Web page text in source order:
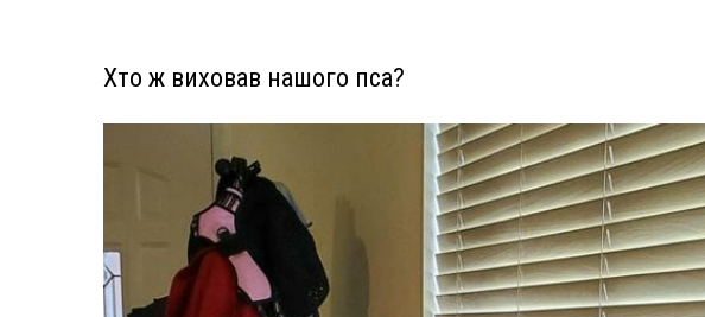
Хто ж виховав нашого пса?